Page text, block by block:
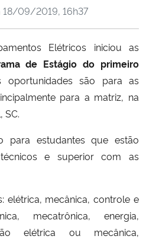
e Comunicações
18/09/2019, 16h37
Elétricos iniciou as
de Estágio do primeiro
oportunidades são para as
para a matriz, na
SC.
para estudantes que estão
e superior com as
elétrica, mecânica, controle e
mecatrônica, energia,
elétrica ou mecânica,